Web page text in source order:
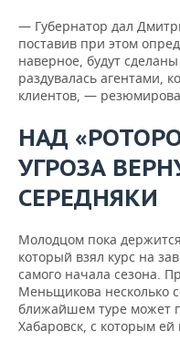
— Губернатор дал
поставив при этом
наверное, будут
раздувалась агентами,
клиентов, —
НАД
УГРОЗА
СЕРЕДНЯКИ
Молодцом пока
который взял курс на
самого начала сезона.
Меньщикова несколько
ближайшем туре может
Хабаровск, с которым